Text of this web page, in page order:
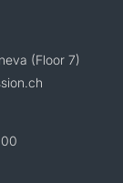
(Floor 7)